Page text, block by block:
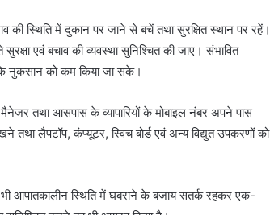
की स्थिति में दुकान पर जाने से बचें तथा सुरक्षित स्थान पर रहें।
एवं बचाव की व्यवस्था सुनिश्चित की जाए। संभावित
नुकसान को कम किया जा सके।
तथा आसपास के व्यापारियों के मोबाइल नंबर अपने पास
लैपटॉप, कंप्यूटर, स्विच बोर्ड एवं अन्य विद्युत उपकरणों को
आपातकालीन स्थिति में घबराने के बजाय सतर्क रहकर एक-